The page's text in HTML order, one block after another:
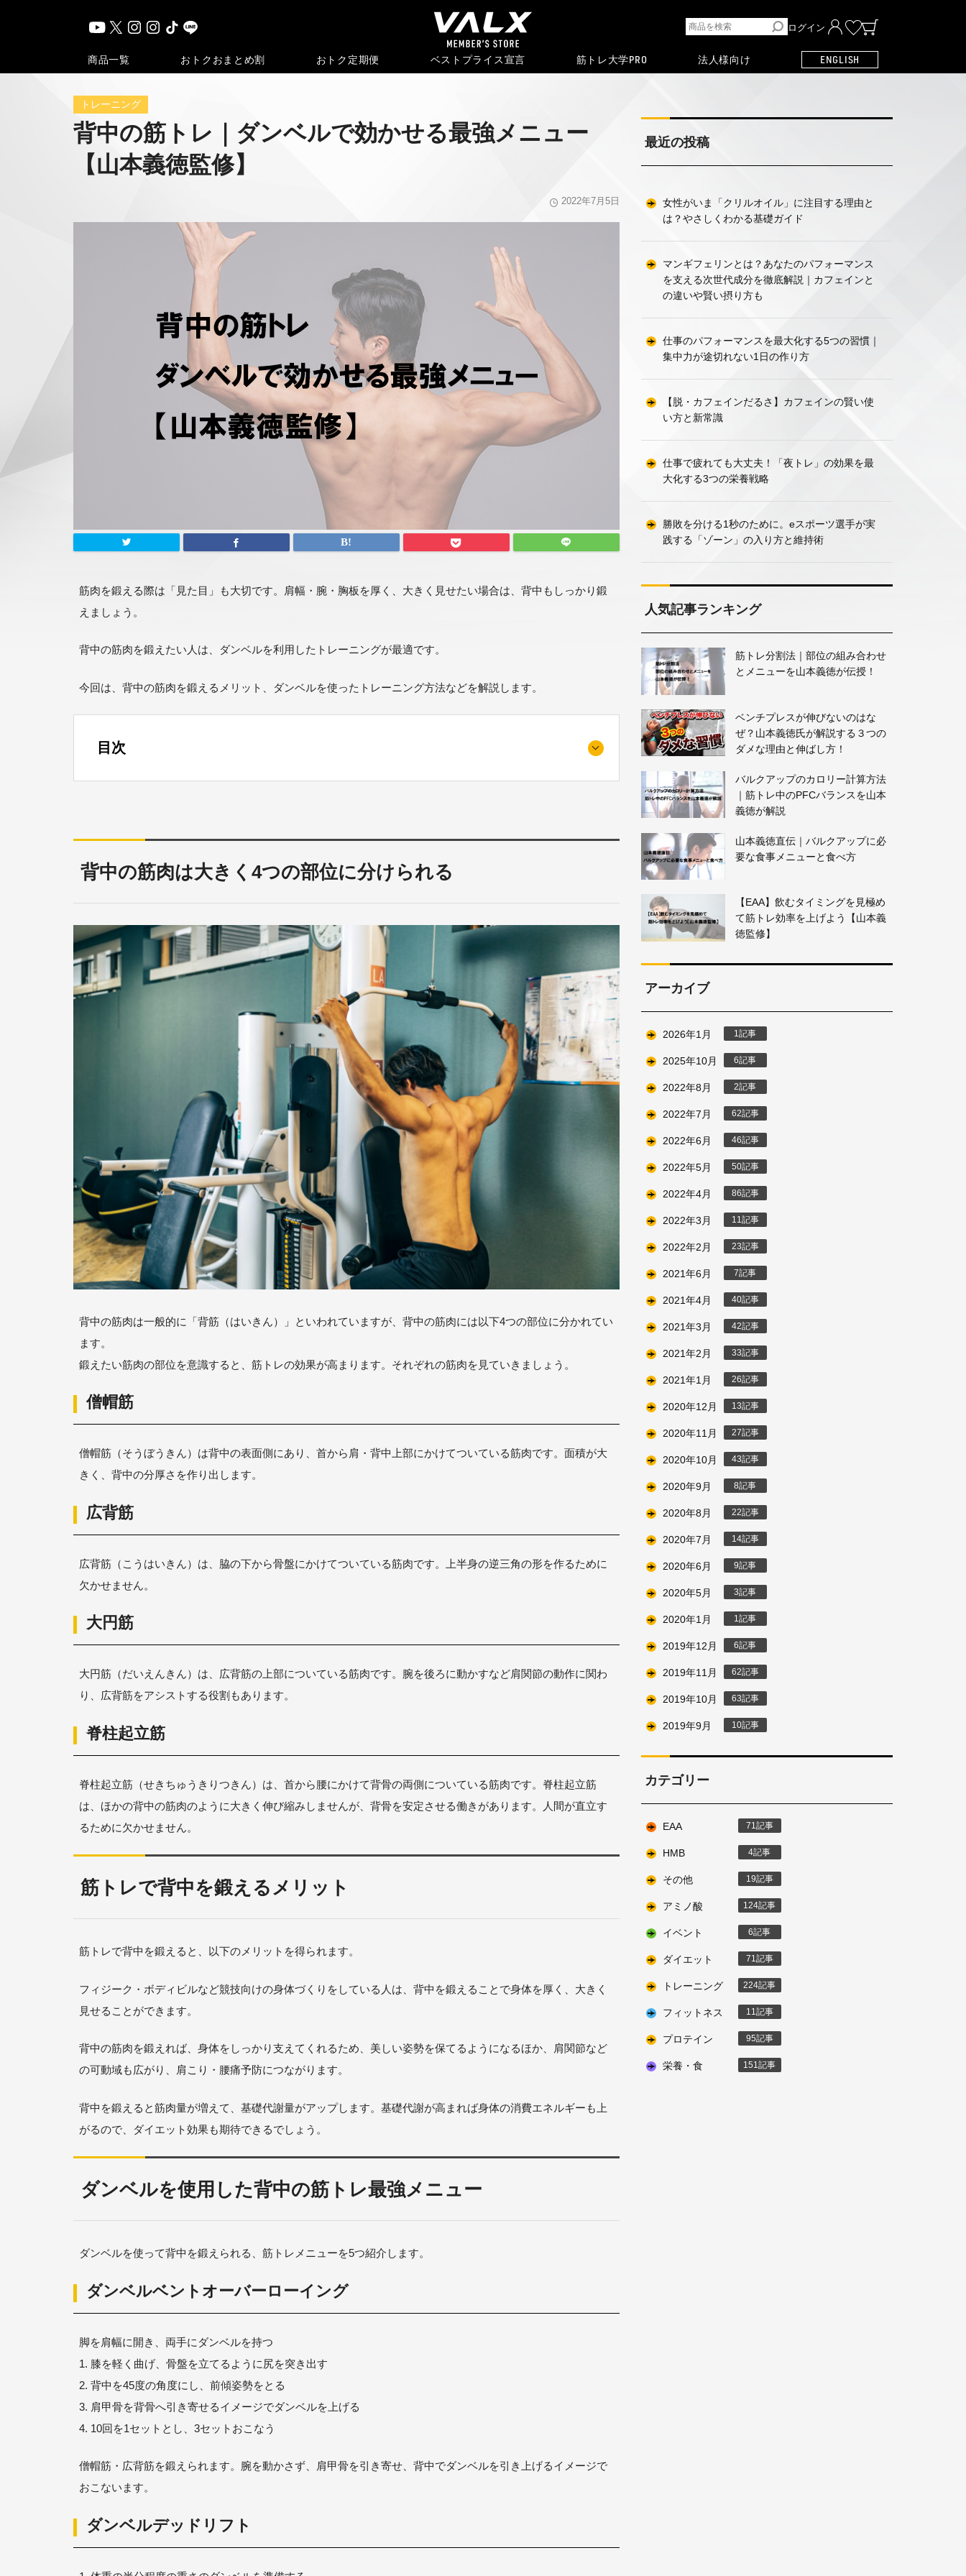
ログイン
商品一覧 おトク おまとめ割 おトク 定期便 ベストプライス宣言 筋トレ大学PRO 法人様向け ENGLISH
トレーニング
背中の筋トレ｜ダンベルで効かせる最強メニュー
【山本義徳監修】
2022年7月5日
筋肉を鍛える際は「見た目」も大切です。肩幅・腕・胸板を厚く、大きく見せたい場合は、背中もしっかり鍛
えましょう。
背中の筋肉を鍛えたい人は、ダンベルを利用したトレーニングが最適です。
今回は、背中の筋肉を鍛えるメリット、ダンベルを使ったトレーニング方法などを解説します。
目次
背中の筋肉は大きく4つの部位に分けられる
背中の筋肉は一般的に「背筋（はいきん）」といわれていますが、背中の筋肉には以下4つの部位に分かれてい
ます。
鍛えたい筋肉の部位を意識すると、筋トレの効果が高まります。それぞれの筋肉を見ていきましょう。
僧帽筋
僧帽筋（そうぼうきん）は背中の表面側にあり、首から肩・背中上部にかけてついている筋肉です。面積が大
きく、背中の分厚さを作り出します。
広背筋
広背筋（こうはいきん）は、脇の下から骨盤にかけてついている筋肉です。上半身の逆三角の形を作るために
欠かせません。
大円筋
大円筋（だいえんきん）は、広背筋の上部についている筋肉です。腕を後ろに動かすなど肩関節の動作に関わ
り、広背筋をアシストする役割もあります。
脊柱起立筋
脊柱起立筋（せきちゅうきりつきん）は、首から腰にかけて背骨の両側についている筋肉です。脊柱起立筋
は、ほかの背中の筋肉のように大きく伸び縮みしませんが、背骨を安定させる働きがあります。人間が直立す
るために欠かせません。
筋トレで背中を鍛えるメリット
筋トレで背中を鍛えると、以下のメリットを得られます。
フィジーク・ボディビルなど競技向けの身体づくりをしている人は、背中を鍛えることで身体を厚く、大きく
見せることができます。
背中の筋肉を鍛えれば、身体をしっかり支えてくれるため、美しい姿勢を保てるようになるほか、肩関節など
の可動域も広がり、肩こり・腰痛予防につながります。
背中を鍛えると筋肉量が増えて、基礎代謝量がアップします。基礎代謝が高まれば身体の消費エネルギーも上
がるので、ダイエット効果も期待できるでしょう。
ダンベルを使用した背中の筋トレ最強メニュー
ダンベルを使って背中を鍛えられる、筋トレメニューを5つ紹介します。
ダンベルベントオーバーローイング
脚を肩幅に開き、両手にダンベルを持つ
1. 膝を軽く曲げ、骨盤を立てるように尻を突き出す
2. 背中を45度の角度にし、前傾姿勢をとる
3. 肩甲骨を背骨へ引き寄せるイメージでダンベルを上げる
4. 10回を1セットとし、3セットおこなう
僧帽筋・広背筋を鍛えられます。腕を動かさず、肩甲骨を引き寄せ、背中でダンベルを引き上げるイメージで
おこないます。
ダンベルデッドリフト
最近の投稿
女性がいま「クリルオイル」に注目する理由と
は？やさしくわかる基礎ガイド
マンギフェリンとは？あなたのパフォーマンス
を支える次世代成分を徹底解説｜カフェインと
の違いや賢い摂り方も
仕事のパフォーマンスを最大化する5つの習慣｜
集中力が途切れない1日の作り方
【脱・カフェインだるさ】カフェインの賢い使
い方と新常識
仕事で疲れても大丈夫！「夜トレ」の効果を最
大化する3つの栄養戦略
勝敗を分ける1秒のために。eスポーツ選手が実
践する「ゾーン」の入り方と維持術
人気記事ランキング
筋トレ分割法｜部位の組み合わせ
とメニューを山本義徳が伝授！
ベンチプレスが伸びないのはな
ぜ？山本義徳氏が解説する３つの
ダメな理由と伸ばし方！
バルクアップのカロリー計算方法
｜筋トレ中のPFCバランスを山本
義徳が解説
山本義徳直伝｜バルクアップに必
要な食事メニューと食べ方
【EAA】飲むタイミングを見極め
て筋トレ効率を上げよう【山本義
徳監修】
アーカイブ
2026年1月 1
2025年10月 6
2022年8月 2
2022年7月 62
2022年6月 46
2022年5月 50
2022年4月 86
2022年3月 11
2022年2月 23
2021年6月 7
2021年4月 40
2021年3月 42
2021年2月 33
2021年1月 26
2020年12月 13
2020年11月 27
2020年10月 43
2020年9月 8
2020年8月 22
2020年7月 14
2020年6月 9
2020年5月 3
2020年1月 1
2019年12月 6
2019年11月 62
2019年10月 63
2019年9月 10
カテゴリー
EAA 71
HMB 4
その他 19
アミノ酸 124
イベント 6
ダイエット 71
トレーニング 224
フィットネス 11
プロテイン 95
栄養・食 151